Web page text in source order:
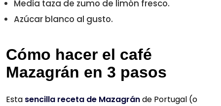
Media taza de zumo de limón fresco.
Azúcar blanco al gusto.
Cómo hacer el café
Mazagrán en 3 pasos
Esta sencilla receta de Mazagránde Portugal (o